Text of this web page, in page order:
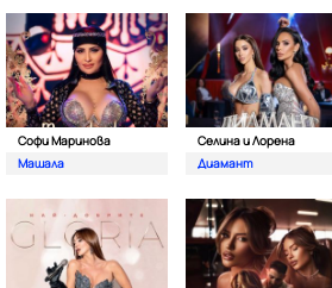
Софи Маринова
Машала
Селина и Лорена
Диамант